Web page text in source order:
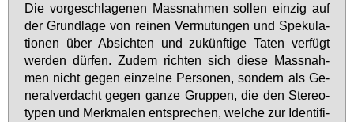
Die vor­ge­schla­ge­nen Mass­nah­men sol­len ein­zig auf
der Grund­la­ge von rei­nen Ver­mu­tun­gen und Spe­ku­la­
tio­nen über Ab­sich­ten und zu­künf­ti­ge Ta­ten ver­fügt
wer­den dür­fen. Zu­dem rich­ten sich die­se Mass­nah­
men nicht ge­gen ein­zel­ne Per­so­nen, son­dern als Ge­
ne­ral­ver­dacht ge­gen gan­ze Grup­pen, die den Ste­reo­
ty­pen und Merk­ma­len ent­spre­chen, wel­che zur Iden­ti­fi­